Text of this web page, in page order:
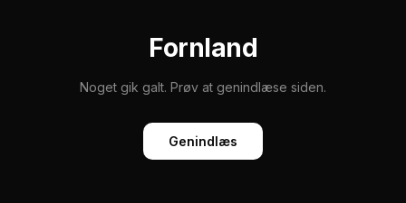
Fornland
Noget gik galt. Prøv at genindlæse siden.
Genindlæs